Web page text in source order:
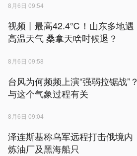
8月6日 09:54
视频丨最高42.4℃！山东多地遇
高温天气 桑拿天啥时候退？
8月6日 09:58
台风为何频频上演“强弱拉锯战”？
与这个气象过程有关
8月6日 09:04
泽连斯基称乌军远程打击俄境内
炼油厂及黑海船只